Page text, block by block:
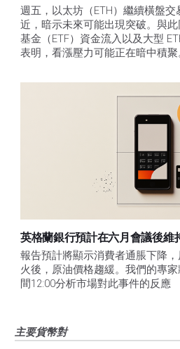
週五，以太坊（ETH）繼續橫盤
近，暗示未來可能出現突破。與
基金（ETF）資金流入以及大型
表明，看漲壓力可能正在暗中積聚
英格蘭銀行預計在六月會議後維
報告預計將顯示消費者通脹下降
火後，原油價格趨緩。我們的專
間12:00分析市場對此事件的反應
主要貨幣對